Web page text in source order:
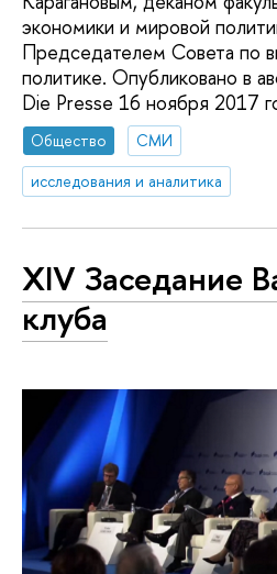
экономики и мировой
Председателем Совета по
политике. Опубликовано в
Die Presse 16 ноября 2017
Общество
СМИ
исследования и аналитика
XIV Заседание
клуба